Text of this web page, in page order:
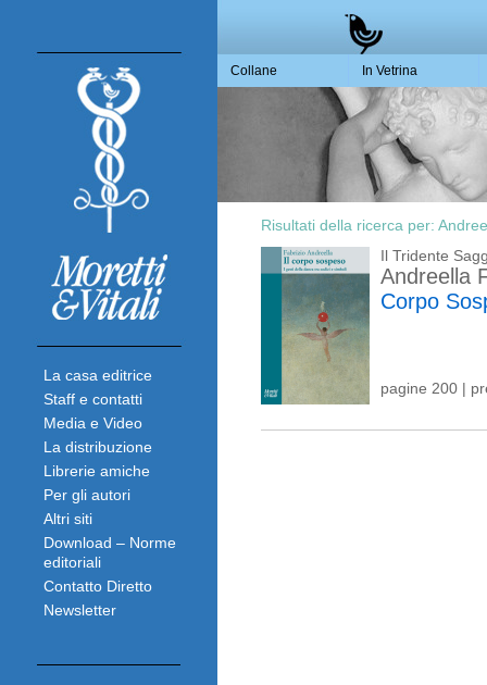
La casa editrice
Staff e contatti
Media e Video
La distribuzione
Librerie amiche
Per gli autori
Altri siti
Download – Norme
editoriali
Contatto Diretto
Newsletter
Collane In Vetrina
Risultati della ricerca per:
Il Tridente
Andreella
Corpo
pagine 200 |